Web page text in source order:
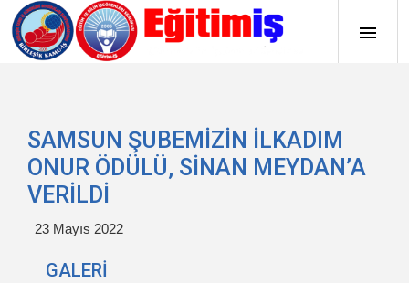
SAMSUN ŞUBEMİZİN İLKADIM
ONUR ÖDÜLÜ, SİNAN MEYDAN’A
VERİLDİ
23 Mayıs 2022
GALERİ